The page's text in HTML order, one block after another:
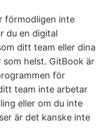
förmodligen inte
du en digital
ditt team eller dina
helst. GitBook är
för
team inte arbetar
eller om du inte
är det kanske inte